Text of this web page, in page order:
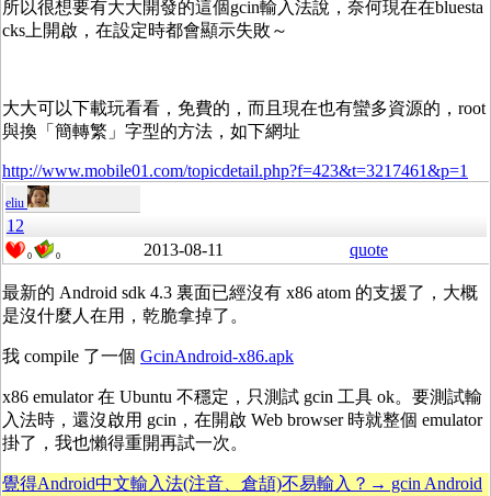
所以很想要有大大開發的這個gcin輸入法說，奈何現在在bluesta
cks上開啟，在設定時都會顯示失敗～
大大可以下載玩看看，免費的，而且現在也有蠻多資源的，root
與換「簡轉繁」字型的方法，如下網址
http://www.mobile01.com/topicdetail.php?f=423&t=3217461&p=1
eliu
12
0 0 2013-08-11 quote
最新的 Android sdk 4.3 裏面已經沒有 x86 atom 的支援了，大概
是沒什麼人在用，乾脆拿掉了。
我 compile 了一個 GcinAndroid-x86.apk
x86 emulator 在 Ubuntu 不穩定，只測試 gcin 工具 ok。要測試輸
入法時，還沒啟用 gcin，在開啟 Web browser 時就整個 emulator
掛了，我也懶得重開再試一次。
覺得Android中文輸入法(注音、倉頡)不易輸入？→ gcin Android